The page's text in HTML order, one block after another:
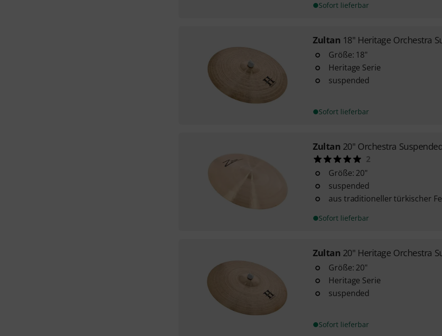
Sofort lieferbar
Zultan 18" Heritage Orchestra
Größe: 18"
Heritage Serie
suspended
Sofort lieferbar
Zultan 20" Orchestra
2
Größe: 20"
suspended
aus traditioneller türkischer
Sofort lieferbar
Zultan 20" Heritage Orchestra
Größe: 20"
Heritage Serie
suspended
Sofort lieferbar